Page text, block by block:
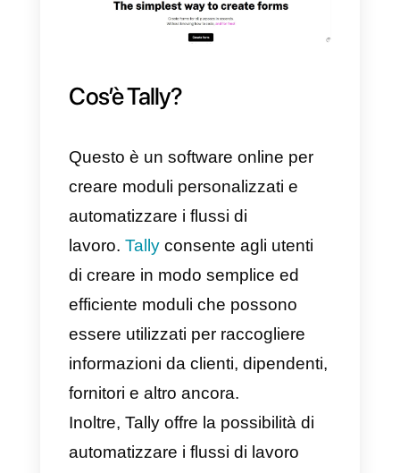
Per renderlo possibile è
e un resoconto di
Cos’è Tally?
Questo è un software online per